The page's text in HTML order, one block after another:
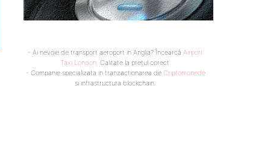
- Ai nevoie de transport aeroport in Anglia? Încearcă Airport
Taxi London. Calitate la prețul corect.
- Companie specializata in tranzactionarea de Criptomonede
si infrastructura blockchain.